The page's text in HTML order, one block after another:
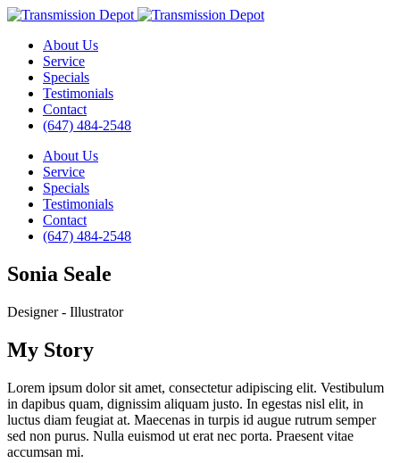
About Us
Service
Specials
Testimonials
Contact
(647) 484-2548
About Us
Service
Specials
Testimonials
Contact
(647) 484-2548
Sonia Seale
Designer - Illustrator
My Story
Lorem ipsum dolor sit amet, consectetur adipiscing elit. Vestibulum
in dapibus quam, dignissim aliquam justo. In egestas nisl elit, in
luctus diam feugiat at. Maecenas in turpis id augue rutrum semper
sed non purus. Nulla euismod ut erat nec porta. Praesent vitae
accumsan mi.